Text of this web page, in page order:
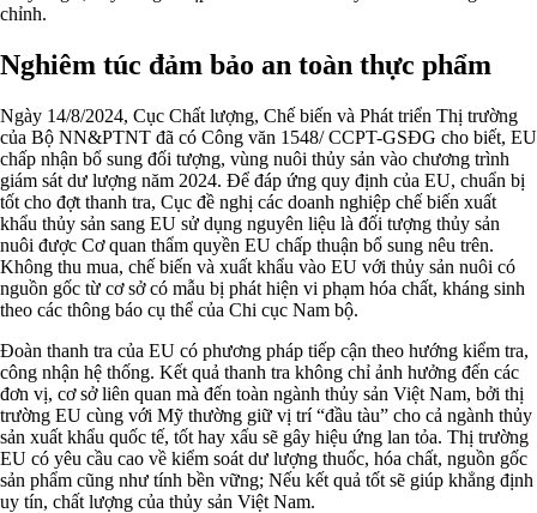
chỉnh.
Nghiêm túc đảm bảo an toàn thực phẩm
Ngày 14/8/2024, Cục Chất lượng, Chế biến và Phát triển Thị trường
của Bộ NN&PTNT đã có Công văn 1548/ CCPT-GSĐG cho biết, EU
chấp nhận bổ sung đối tượng, vùng nuôi thủy sản vào chương trình
giám sát dư lượng năm 2024. Để đáp ứng quy định của EU, chuẩn bị
tốt cho đợt thanh tra, Cục đề nghị các doanh nghiệp chế biến xuất
khẩu thủy sản sang EU sử dụng nguyên liệu là đối tượng thủy sản
nuôi được Cơ quan thẩm quyền EU chấp thuận bổ sung nêu trên.
Không thu mua, chế biến và xuất khẩu vào EU với thủy sản nuôi có
nguồn gốc từ cơ sở có mẫu bị phát hiện vi phạm hóa chất, kháng sinh
theo các thông báo cụ thể của Chi cục Nam bộ.
Đoàn thanh tra của EU có phương pháp tiếp cận theo hướng kiểm tra,
công nhận hệ thống. Kết quả thanh tra không chỉ ảnh hưởng đến các
đơn vị, cơ sở liên quan mà đến toàn ngành thủy sản Việt Nam, bởi thị
trường EU cùng với Mỹ thường giữ vị trí “đầu tàu” cho cả ngành thủy
sản xuất khẩu quốc tế, tốt hay xấu sẽ gây hiệu ứng lan tỏa. Thị trường
EU có yêu cầu cao về kiểm soát dư lượng thuốc, hóa chất, nguồn gốc
sản phẩm cũng như tính bền vững; Nếu kết quả tốt sẽ giúp khẳng định
uy tín, chất lượng của thủy sản Việt Nam.